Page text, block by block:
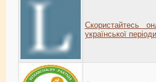
Скористайтесь
української